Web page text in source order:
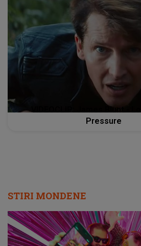
VIDEOCLIP: James Blunt -
Pressure
STIRI MONDENE